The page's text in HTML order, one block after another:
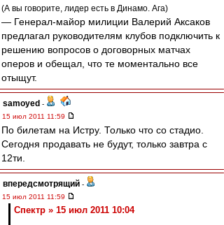
(А вы говорите, лидер есть в Динамо. Ага)
— Генерал-майор милиции Валерий Аксаков
предлагал руководителям клубов подключить к
решению вопросов о договорных матчах
оперов и обещал, что те моментально все
отыщут.
samoyed -
15 июл 2011 11:59
По билетам на Истру. Только что со стадио.
Сегодня продавать не будут, только завтра с
12ти.
впередсмотрящий -
15 июл 2011 11:59
Спектр » 15 июл 2011 10:04